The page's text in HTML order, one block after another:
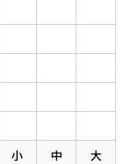
小 中
大